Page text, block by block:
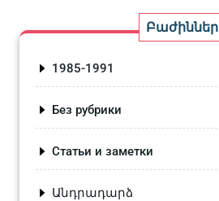
Բաժիններ
1985-1991
Без рубрики
Статьи и заметки
Անդրադարձ